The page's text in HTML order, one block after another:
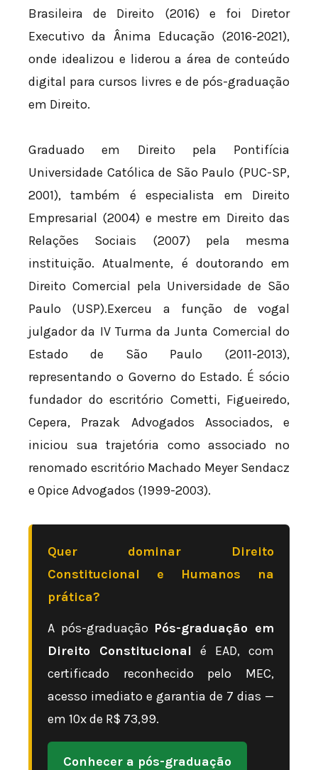
Brasileira de Direito (2016) e foi Diretor
Executivo da Ânima Educação (2016-2021),
onde idealizou e liderou a área de conteúdo
digital para cursos livres e de pós-graduação
em Direito.
Graduado em Direito pela Pontifícia
Universidade Católica de São Paulo (PUC-SP,
2001), também é especialista em Direito
Empresarial (2004) e mestre em Direito das
Relações Sociais (2007) pela mesma
instituição. Atualmente, é doutorando em
Direito Comercial pela Universidade de São
Paulo (USP).Exerceu a função de vogal
julgador da IV Turma da Junta Comercial do
Estado de São Paulo (2011-2013),
representando o Governo do Estado. É sócio
fundador do escritório Cometti, Figueiredo,
Cepera, Prazak Advogados Associados, e
iniciou sua trajetória como associado no
renomado escritório Machado Meyer Sendacz
e Opice Advogados (1999-2003).
Quer dominar Direito
Constitucional e Humanos na
prática?
A pós-graduação Pós-graduação em
Direito Constitucional é EAD, com
certificado reconhecido pelo MEC,
acesso imediato e garantia de 7 dias —
em 10x de R$ 73,99.
Conhecer a pós-graduação